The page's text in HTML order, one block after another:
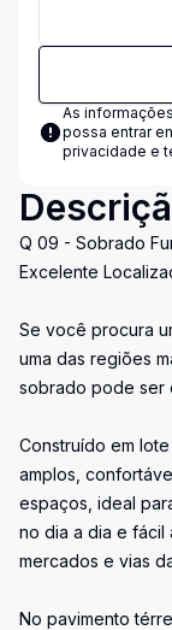
As
possa entrar
privacidade e
Q 09 - Sobrado
Excelente
Se você procura
uma das regiões
sobrado pode ser
Construído em
amplos,
espaços, ideal
no dia a dia e fácil
mercados e vias
No pavimento